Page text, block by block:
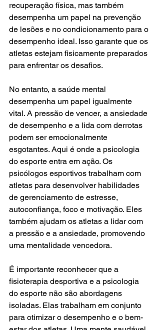
recuperação física, mas também
desempenha um papel na prevenção
de lesões e no condicionamento para o
desempenho ideal. Isso garante que os
atletas estejam fisicamente preparados
para enfrentar os desafios.
No entanto, a saúde mental
desempenha um papel igualmente
vital. A pressão de vencer, a ansiedade
de desempenho e a lida com derrotas
podem ser emocionalmente
esgotantes. Aqui é onde a psicologia
do esporte entra em ação. Os
psicólogos esportivos trabalham com
atletas para desenvolver habilidades
de gerenciamento de estresse,
autoconfiança, foco e motivação. Eles
também ajudam os atletas a lidar com
a pressão e a ansiedade, promovendo
uma mentalidade vencedora.
É importante reconhecer que a
fisioterapia desportiva e a psicologia
do esporte não são abordagens
isoladas. Elas trabalham em conjunto
para otimizar o desempenho e o bem-